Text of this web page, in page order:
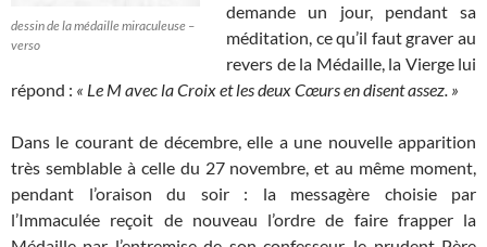
dessin de la médaille miraculeuse –
verso
demande un jour, pendant sa
méditation, ce qu’il faut graver au
revers de la Médaille, la Vierge lui
répond : « Le M avec la Croix et les deux Cœurs en disent assez. »
Dans le courant de décembre, elle a une nouvelle apparition
très semblable à celle du 27 novembre, et au même moment,
pendant l’oraison du soir : la messagère choisie par
l’Immaculée reçoit de nouveau l’ordre de faire frapper la